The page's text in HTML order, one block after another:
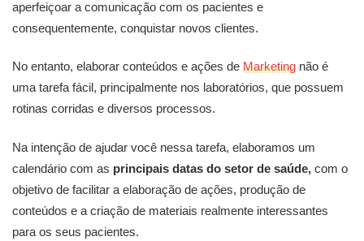
aperfeiçoar a comunicação com os pacientes e
consequentemente, conquistar novos clientes.
No entanto, elaborar conteúdos e ações de Marketing não é
uma tarefa fácil, principalmente nos laboratórios, que possuem
rotinas corridas e diversos processos.
Na intenção de ajudar você nessa tarefa, elaboramos um
calendário com as principais datas do setor de saúde, com o
objetivo de facilitar a elaboração de ações, produção de
conteúdos e a criação de materiais realmente interessantes
para os seus pacientes.